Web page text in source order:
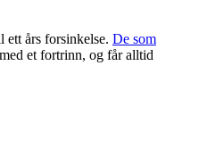
ett års forsinkelse. De som
et fortrinn, og får alltid